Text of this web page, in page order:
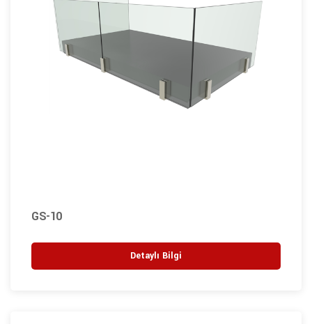
GS-10
Detaylı Bilgi